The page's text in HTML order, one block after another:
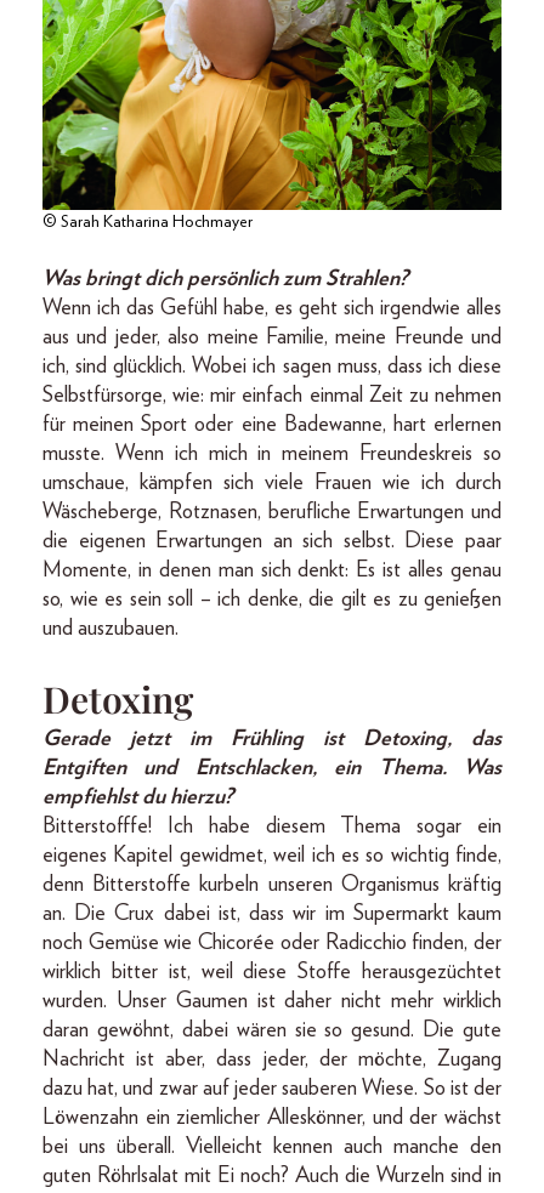
© Sarah Katharina Hochmayer
Was bringt dich persönlich zum Strahlen?
Wenn ich das Gefühl habe, es geht sich irgendwie alles
aus und jeder, also meine Familie, meine Freunde und
ich, sind glücklich. Wobei ich sagen muss, dass ich diese
Selbstfürsorge, wie: mir einfach einmal Zeit zu nehmen
für meinen Sport oder eine Badewanne, hart erlernen
musste. Wenn ich mich in meinem Freundeskreis so
umschaue, kämpfen sich viele Frauen wie ich durch
Wäscheberge, Rotznasen, berufliche Erwartungen und
die eigenen Erwartungen an sich selbst. Diese paar
Momente, in denen man sich denkt: Es ist alles genau
so, wie es sein soll – ich denke, die gilt es zu genießen
und auszubauen.
Detoxing
Gerade jetzt im Frühling ist Detoxing, das
Entgiften und Entschlacken, ein Thema. Was
empfiehlst du hierzu?
Bitterstofffe! Ich habe diesem Thema sogar ein
eigenes Kapitel gewidmet, weil ich es so wichtig finde,
denn Bitterstoffe kurbeln unseren Organismus kräftig
an. Die Crux dabei ist, dass wir im Supermarkt kaum
noch Gemüse wie Chicorée oder Radicchio finden, der
wirklich bitter ist, weil diese Stoffe herausgezüchtet
wurden. Unser Gaumen ist daher nicht mehr wirklich
daran gewöhnt, dabei wären sie so gesund. Die gute
Nachricht ist aber, dass jeder, der möchte, Zugang
dazu hat, und zwar auf jeder sauberen Wiese. So ist der
Löwenzahn ein ziemlicher Alleskönner, und der wächst
bei uns überall. Vielleicht kennen auch manche den
guten Röhrlsalat mit Ei noch? Auch die Wurzeln sind in